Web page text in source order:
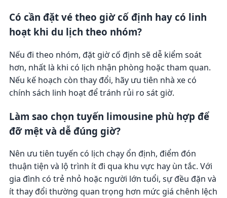
Có cần đặt vé theo giờ cố định hay có linh
hoạt khi du lịch theo nhóm?
Nếu đi theo nhóm, đặt giờ cố định sẽ dễ kiểm soát
hơn, nhất là khi có lịch nhận phòng hoặc tham quan.
Nếu kế hoạch còn thay đổi, hãy ưu tiên nhà xe có
chính sách linh hoạt để tránh rủi ro sát giờ.
Làm sao chọn tuyến limousine phù hợp để
đỡ mệt và dễ đúng giờ?
Nên ưu tiên tuyến có lịch chạy ổn định, điểm đón
thuận tiện và lộ trình ít đi qua khu vực hay ùn tắc. Với
gia đình có trẻ nhỏ hoặc người lớn tuổi, sự đều đặn và
ít thay đổi thường quan trọng hơn mức giá chênh lệch